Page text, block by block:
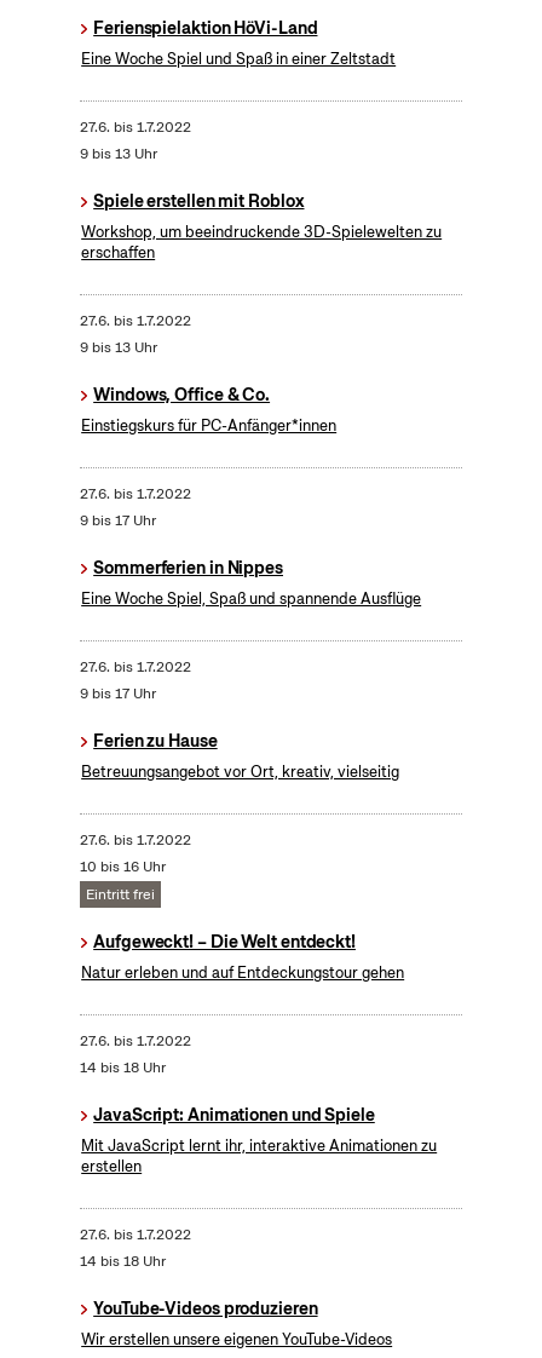
Ferienspielaktion HöVi-Land
Eine Woche Spiel und Spaß in einer Zeltstadt
27.6. bis1.7.2022
9 bis 13 Uhr
Spiele erstellen mit Roblox
Workshop, um beeindruckende 3D-Spielewelten zu
erschaffen
27.6. bis1.7.2022
9 bis 13 Uhr
Windows, Office & Co.
Einstiegskurs für PC-Anfänger*innen
27.6. bis1.7.2022
9 bis 17 Uhr
Sommerferien in Nippes
Eine Woche Spiel, Spaß und spannende Ausflüge
27.6. bis1.7.2022
9 bis 17 Uhr
Ferien zu Hause
Betreuungsangebot vor Ort, kreativ, vielseitig
27.6. bis1.7.2022
10 bis 16 Uhr
Eintritt frei
Aufgeweckt! – Die Welt entdeckt!
Natur erleben und auf Entdeckungstour gehen
27.6. bis1.7.2022
14 bis 18 Uhr
JavaScript: Animationen und Spiele
Mit JavaScript lernt ihr, interaktive Animationen zu
erstellen
27.6. bis1.7.2022
14 bis 18 Uhr
YouTube-Videos produzieren
Wir erstellen unsere eigenen YouTube-Videos